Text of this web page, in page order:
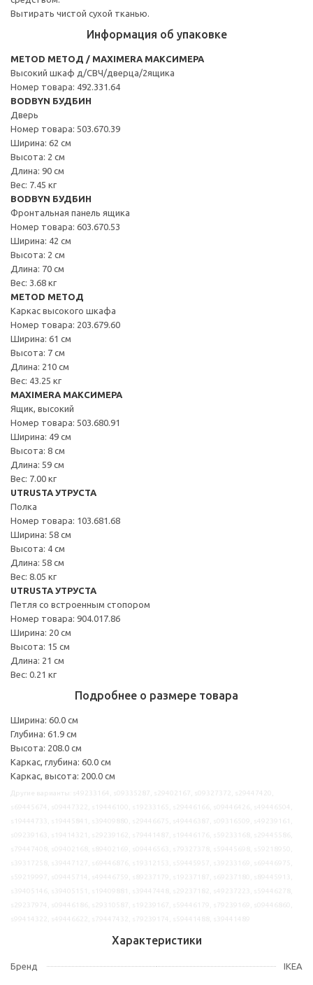
Вытирать чистой сухой тканью.
Информация об упаковке
METOD МЕТОД / MAXIMERA МАКСИМЕРА
Высокий шкаф д/СВЧ/дверца/2ящика
Номер товара: 492.331.64
BODBYN БУДБИН
Дверь
Номер товара: 503.670.39
Ширина: 62 см
Высота: 2 см
Длина: 90 см
Вес: 7.45 кг
BODBYN БУДБИН
Фронтальная панель ящика
Номер товара: 603.670.53
Ширина: 42 см
Высота: 2 см
Длина: 70 см
Вес: 3.68 кг
METOD МЕТОД
Каркас высокого шкафа
Номер товара: 203.679.60
Ширина: 61 см
Высота: 7 см
Длина: 210 см
Вес: 43.25 кг
MAXIMERA МАКСИМЕРА
Ящик, высокий
Номер товара: 503.680.91
Ширина: 49 см
Высота: 8 см
Длина: 59 см
Вес: 7.00 кг
UTRUSTA УТРУСТА
Полка
Номер товара: 103.681.68
Ширина: 58 см
Высота: 4 см
Длина: 58 см
Вес: 8.05 кг
UTRUSTA УТРУСТА
Петля со встроенным стопором
Номер товара: 904.017.86
Ширина: 20 см
Высота: 15 см
Длина: 21 см
Вес: 0.21 кг
Подробнее о размере товара
Ширина: 60.0 см
Глубина: 61.9 см
Высота: 208.0 см
Каркас, глубина: 60.0 см
Каркас, высота: 200.0 см
Характеристики
Бренд IKEA